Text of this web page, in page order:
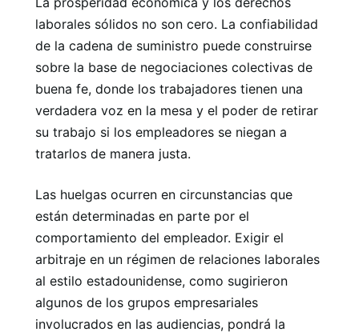
laborales sólidos no son cero. La confiabilidad
de la cadena de suministro puede construirse
sobre la base de negociaciones colectivas de
buena fe, donde los trabajadores tienen una
verdadera voz en la mesa y el poder de retirar
su trabajo si los empleadores se niegan a
tratarlos de manera justa.
Las huelgas ocurren en circunstancias que
están determinadas en parte por el
comportamiento del empleador. Exigir el
arbitraje en un régimen de relaciones laborales
al estilo estadounidense, como sugirieron
algunos de los grupos empresariales
involucrados en las audiencias, pondrá la